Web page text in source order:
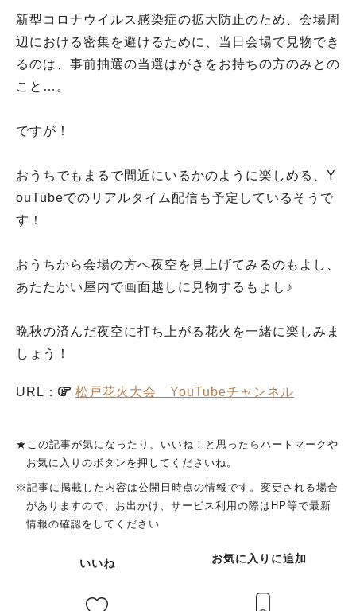
新型コロナウイルス感染症の拡大防止のため、会場周
辺における密集を避けるために、当日会場で見物でき
るのは、事前抽選の当選はがきをお持ちの方のみとの
こと…。
ですが！
おうちでもまるで間近にいるかのように楽しめる、Y
ouTubeでのリアルタイム配信も予定しているそうで
す！
おうちから会場の方へ夜空を見上げてみるのもよし、
あたたかい屋内で画面越しに見物するもよし♪
晩秋の済んだ夜空に打ち上がる花火を一緒に楽しみま
しょう！
URL： 松戸花火大会 YouTubeチャンネル
★この記事が気になったり、いいね！と思ったらハートマークや
お気に入りのボタンを押してくださいね。
※記事に掲載した内容は公開日時点の情報です。変更される場合
がありますので、お出かけ、サービス利用の際はHP等で最新
情報の確認をしてください
いいね お気に入りに追加